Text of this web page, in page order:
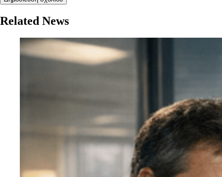
Related News